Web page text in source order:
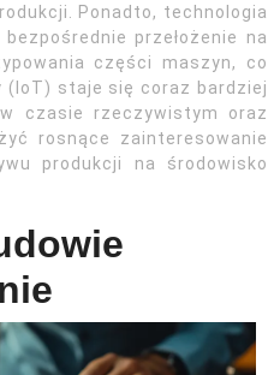
Ponadto, technologia
przełożenie na
części maszyn, co
(IoT) staje się coraz bardziej
czasie rzeczywistym oraz
rosnące zainteresowanie
produkcji na środowisko